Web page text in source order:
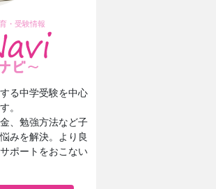
・受験情報
る中学受験を中心
。
、勉強方法など子
みを解決。より良
ポートをおこない